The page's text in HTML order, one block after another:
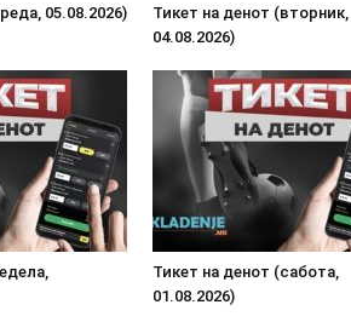
05.08.2026)
Тикет на денот (вторник,
04.08.2026)
Тикет на денот (сабота,
01.08.2026)